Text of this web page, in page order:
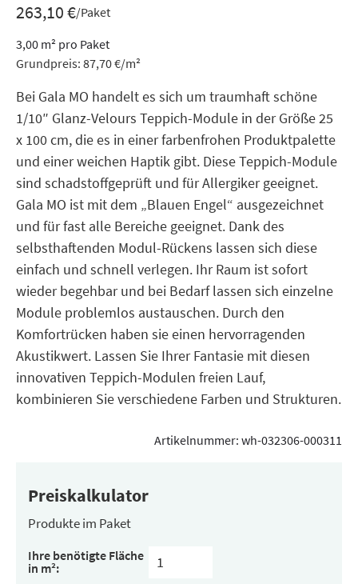
263,10€/Paket
3,00 m² pro Paket
Grundpreis: 87,70€/m²
Bei Gala MO handelt es sich um traumhaft schöne
1/10″ Glanz-Velours Teppich-Module in der Größe 25
x 100 cm, die es in einer farbenfrohen Produktpalette
und einer weichen Haptik gibt. Diese Teppich-Module
sind schadstoffgeprüft und für Allergiker geeignet.
Gala MO ist mit dem „Blauen Engel“ ausgezeichnet
und für fast alle Bereiche geeignet. Dank des
selbsthaftenden Modul-Rückens lassen sich diese
einfach und schnell verlegen. Ihr Raum ist sofort
wieder begehbar und bei Bedarf lassen sich einzelne
Module problemlos austauschen. Durch den
Komfortrücken haben sie einen hervorragenden
Akustikwert. Lassen Sie Ihrer Fantasie mit diesen
innovativen Teppich-Modulen freien Lauf,
kombinieren Sie verschiedene Farben und Strukturen.
Artikelnummer: wh-032306-000311
Preiskalkulator
Produkte im Paket
Inhalt
pro
Paket
Ihre benötigte Fläche
in m²: